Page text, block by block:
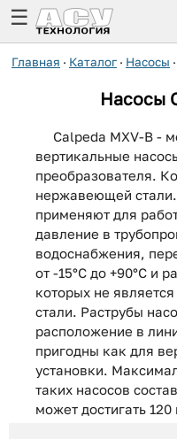
☰
Главная · Каталог · Насосы ·
Насосы
Calpeda MXV-B -
вертикальные
преобразователя.
нержавеющей
применяют для
давление в
водоснабжения,
от -15°C до +90°C и
которых не
стали. Раструбы
расположение в
пригодны как для
установки.
таких насосов
может достигать 120